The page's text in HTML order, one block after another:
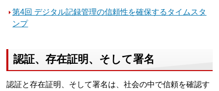
第4回 デジタル記録管理の信頼性を確保するタイムスタ
ンプ
認証、存在証明、そして署名
認証と存在証明、そして署名は、社会の中で信頼を確認す